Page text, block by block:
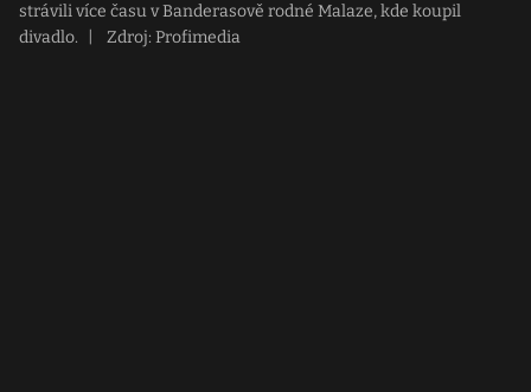
strávili více času v Banderasově rodné Malaze, kde koupil
divadlo.
Zdroj: Profimedia